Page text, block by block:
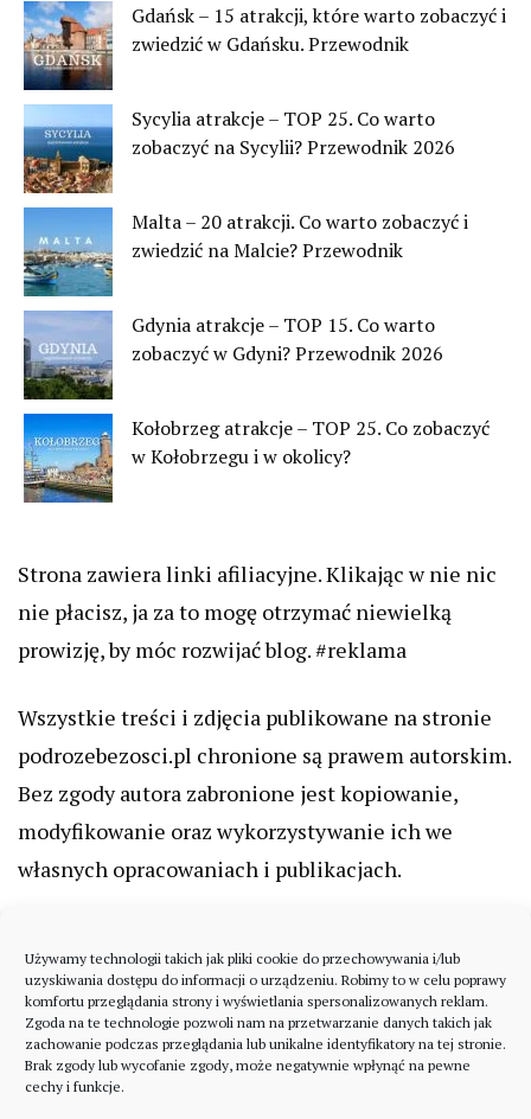
Używamy technologii takich jak pliki cookie do przechowywania i/lub
uzyskiwania dostępu do informacji o urządzeniu. Robimy to w celu poprawy
komfortu przeglądania strony i wyświetlania spersonalizowanych reklam.
Zgoda na te technologie pozwoli nam na przetwarzanie danych takich jak
zachowanie podczas przeglądania lub unikalne identyfikatory na tej stronie.
Brak zgody lub wycofanie zgody, może negatywnie wpłynąć na pewne
cechy i funkcje.
Gdańsk – 15 atrakcji, które warto zobaczyć i
zwiedzić w Gdańsku. Przewodnik
Sycylia atrakcje – TOP 25. Co warto
zobaczyć na Sycylii? Przewodnik 2026
Malta – 20 atrakcji. Co warto zobaczyć i
zwiedzić na Malcie? Przewodnik
Gdynia atrakcje – TOP 15. Co warto
zobaczyć w Gdyni? Przewodnik 2026
Kołobrzeg atrakcje – TOP 25. Co zobaczyć
w Kołobrzegu i w okolicy?
Strona zawiera linki afiliacyjne. Klikając w nie nic
nie płacisz, ja za to mogę otrzymać niewielką
prowizję, by móc rozwijać blog. #reklama
Wszystkie treści i zdjęcia publikowane na stronie
podrozebezosci.pl chronione są prawem autorskim.
Bez zgody autora zabronione jest kopiowanie,
modyfikowanie oraz wykorzystywanie ich we
własnych opracowaniach i publikacjach.